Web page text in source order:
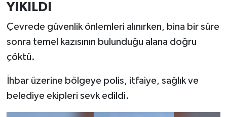
YIKILDI
Çevrede güvenlik önlemleri alınırken, bina bir süre
sonra temel kazısının bulunduğu alana doğru
çöktü.
İhbar üzerine bölgeye polis, itfaiye, sağlık ve
belediye ekipleri sevk edildi.
Politika
Rüya Tabirleri
Sağlık
Şaphane